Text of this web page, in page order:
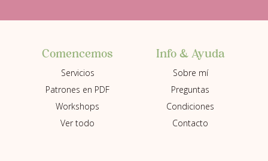
Comencemos
Servicios
Patrones en PDF
Workshops
Ver todo
Info & Ayuda
Sobre mí
Preguntas
Condiciones
Contacto